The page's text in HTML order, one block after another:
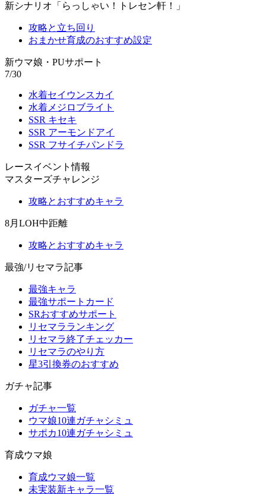
新シナリオ「らっしゃい！トレセン軒！」
攻略と立ち回り
おまかせ育成のおすすめ設定
新ウマ娘・PUサポート
7/30
水着セイウンスカイ
水着メジロブライト
SSR キセキ
SSR アーモンドアイ
SSR フサイチパンドラ
レースイベント情報
マスターズチャレンジ
攻略とおすすめキャラ
8月LOH中距離
攻略とおすすめキャラ
最強/リセマラ記事
最強キャラ
最強サポートカード
SRおすすめサポート
リセマラランキング
リセマラ終了チェッカー
リセマラのやり方
星3引換券のおすすめ
ガチャ記事
ガチャ一覧
ウマ娘10連ガチャシミュ
サポカ10連ガチャシミュ
育成ウマ娘
育成ウマ娘一覧
未実装新キャラ一覧